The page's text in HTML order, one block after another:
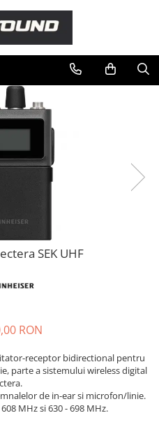
SEK UHF
RON
receptor bidirectional pentru
parte a sistemului wireless digital
de in-ear si microfon/linie.
MHz si 630 - 698 MHz.